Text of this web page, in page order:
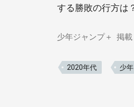
する勝敗の行方は
少年ジャンプ＋ 掲載
2020年代 少年